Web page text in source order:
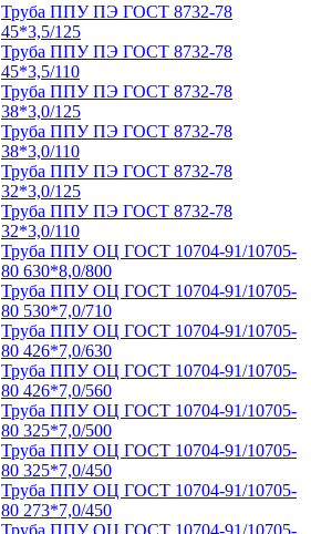
Труба ППУ ПЭ ГОСТ 8732-78
45*3,5/125
Труба ППУ ПЭ ГОСТ 8732-78
45*3,5/110
Труба ППУ ПЭ ГОСТ 8732-78
38*3,0/125
Труба ППУ ПЭ ГОСТ 8732-78
38*3,0/110
Труба ППУ ПЭ ГОСТ 8732-78
32*3,0/125
Труба ППУ ПЭ ГОСТ 8732-78
32*3,0/110
Труба ППУ ОЦ ГОСТ 10704-91/10705-
80 630*8,0/800
Труба ППУ ОЦ ГОСТ 10704-91/10705-
80 530*7,0/710
Труба ППУ ОЦ ГОСТ 10704-91/10705-
80 426*7,0/630
Труба ППУ ОЦ ГОСТ 10704-91/10705-
80 426*7,0/560
Труба ППУ ОЦ ГОСТ 10704-91/10705-
80 325*7,0/500
Труба ППУ ОЦ ГОСТ 10704-91/10705-
80 325*7,0/450
Труба ППУ ОЦ ГОСТ 10704-91/10705-
80 273*7,0/450
Труба ППУ ОЦ ГОСТ 10704-91/10705-